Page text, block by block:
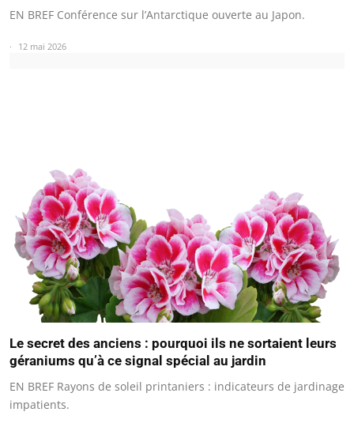
EN BREF Conférence sur l’Antarctique ouverte au Japon.
12 mai 2026
Le secret des anciens : pourquoi ils ne sortaient leurs
géraniums qu’à ce signal spécial au jardin
EN BREF Rayons de soleil printaniers : indicateurs de jardinage
impatients.